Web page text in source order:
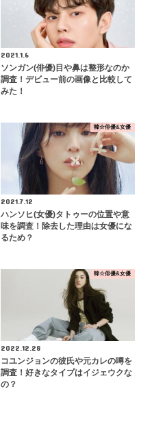
2021.1.6
ソンガン(俳優)目や鼻は整形なのか
調査！デビュー前の画像と比較して
みた！
韓☆俳優&女優
2021.7.12
ハンソヒ(女優)タトゥーの位置や意
味を調査！除去した理由は女優にな
るため？
韓☆俳優&女優
2022.12.28
コユンジョンの彼氏や元カレの噂を
調査！好きなタイプはイジェウクな
の？